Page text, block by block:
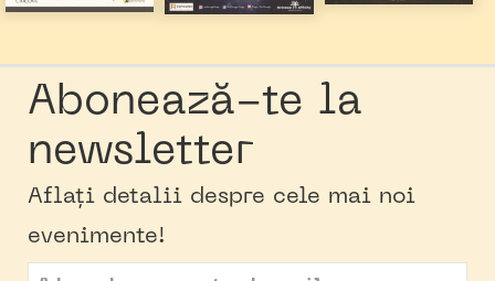
Abonează-te la
newsletter
Aflați detalii despre cele mai noi
evenimente!